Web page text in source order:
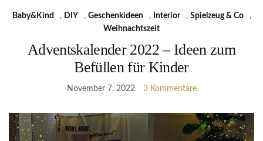
Baby&Kind , DIY , Geschenkideen , Interior , Spielzeug & Co
,
Weihnachtszeit
Adventskalender 2022 – Ideen zum
Befüllen für Kinder
November 7, 2022 3 Kommentare